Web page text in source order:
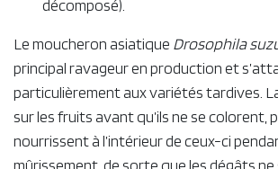
installer de jeunes plants exempts de
tailler les tiges malades et
enlever les floricannes peu après la
éviter de blesser les tiges ;
tailler bien à ras de la souche ;
éviter les excès d’humidité ;
éviter les apports trop azotés